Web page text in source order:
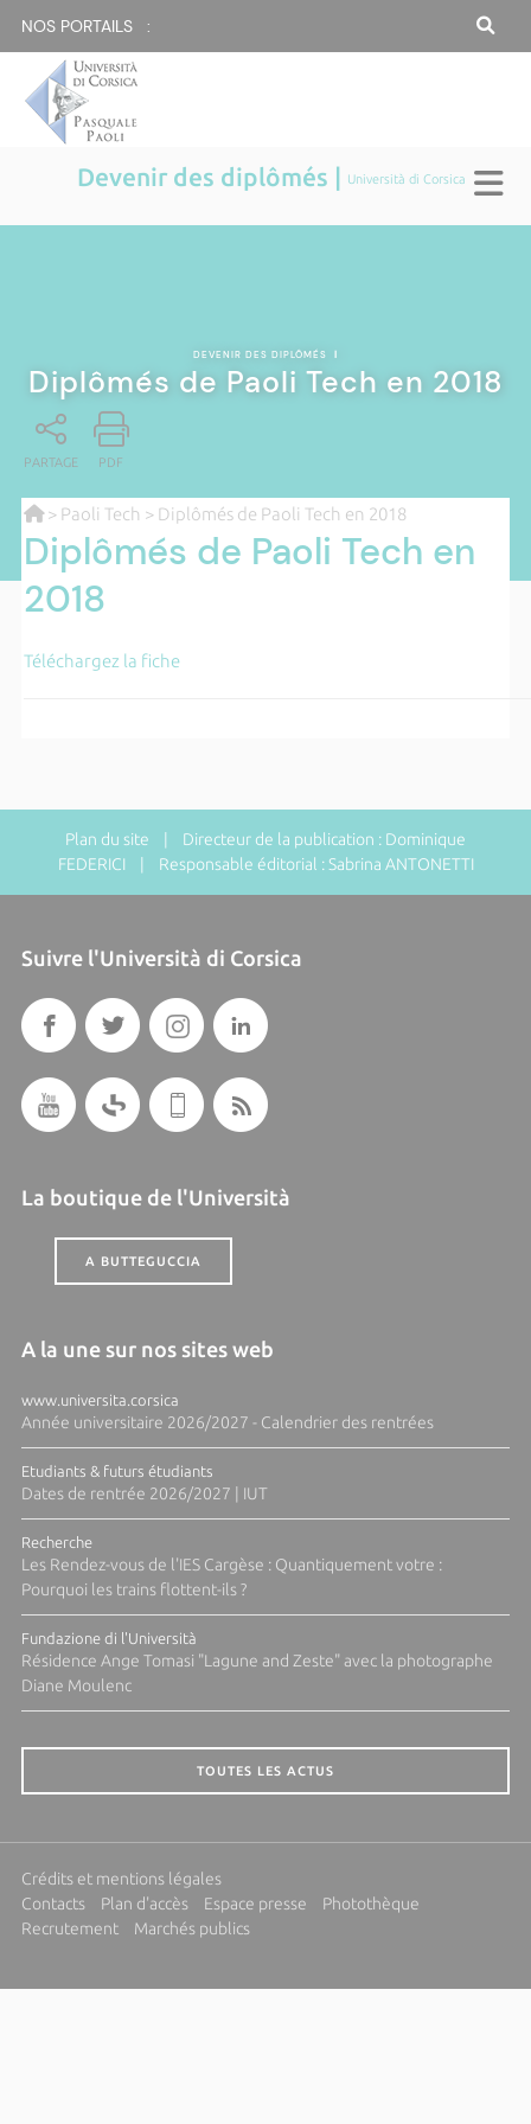
NOS PORTAILS :
Devenir des diplômés | Università di Corsica
DEVENIR DES DIPLÔMÉS |
Diplômés de Paoli Tech en 2018
PARTAGE PDF
> Paoli Tech > Diplômés de Paoli Tech en 2018
Diplômés de Paoli Tech en
2018
Téléchargez la fiche
Plan du site | Directeur de la publication : Dominique
FEDERICI | Responsable éditorial : Sabrina ANTONETTI
Suivre l'Università di Corsica
La boutique de l'Università
A BUTTEGUCCIA
A la une sur nos sites web
www.universita.corsica
Année universitaire 2026/2027 - Calendrier des rentrées
Etudiants & futurs étudiants
Dates de rentrée 2026/2027 | IUT
Recherche
Les Rendez-vous de l'IES Cargèse : Quantiquement votre :
Pourquoi les trains flottent-ils ?
Fundazione di l'Università
Résidence Ange Tomasi "Lagune and Zeste" avec la photographe
Diane Moulenc
TOUTES LES ACTUS
Crédits et mentions légales
Contacts
Plan d'accès Espace presse
Photothèque
Recrutement
Marchés publics